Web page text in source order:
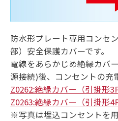
防水形プレート専用コンセ
部）安全保護カバーです。
電線をあらかじめ絶縁カバ
源接続)後、コンセントの充
Z0262:絶縁カバー（引掛形3P
Z0263:絶縁カバー（引掛形4P
※写真は埋込コンセントを用